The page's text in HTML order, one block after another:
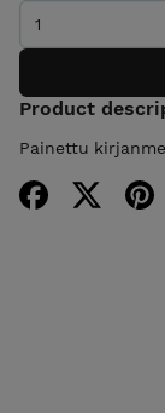
Product
Painettu